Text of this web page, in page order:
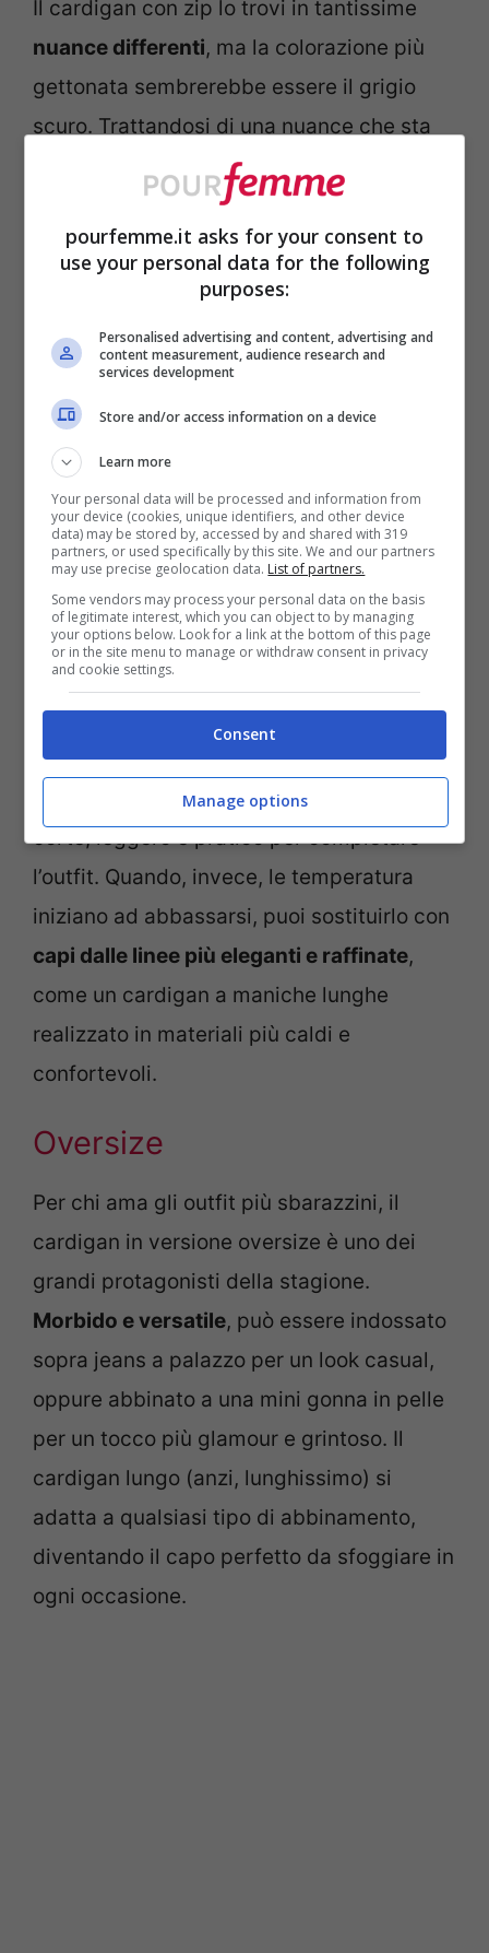
Il cardigan con zip lo trovi in tantissime
nuance differenti, ma la colorazione più
gettonata sembrerebbe essere il grigio
scuro. Trattandosi di una nuance che sta
bene con tutto, puoi indossare il tuo
cardigan anche con jeans scuri e gonne in
denim. Per uno stile più elegante abbina la
gonna longuette a un cardigan color panna
Camicia style
Il classico colletto da “camicia” prende il
sopravvento anche per questa stagione.
Metti da parte le classiche camicie e
lascia spazio ai cardigan da indossare
come capo unico. Scegli il colore che più ti
piace indossalo con unasemplice t-shirt
bianca: il risultato finale ti sorprenderà!
Per le giornate con la temperatura più alta
puoi optare per un cardigan a maniche
corte, leggero e pratico per completare
l’outfit. Quando, invece, le temperatura
iniziano ad abbassarsi, puoi sostituirlo con
capi dalle linee più eleganti e raffinate,
come un cardigan a maniche lunghe
realizzato in materiali più caldi e
confortevoli.
Oversize
Per chi ama gli outfit più sbarazzini, il
cardigan in versione oversize è uno dei
grandi protagonisti della stagione.
Morbido e versatile, può essere indossato
sopra jeans a palazzo per un look casual,
oppure abbinato a una mini gonna in pelle
per un tocco più glamour e grintoso. Il
cardigan lungo (anzi, lunghissimo) si
adatta a qualsiasi tipo di abbinamento,
diventando il capo perfetto da sfoggiare in
ogni occasione.
pourfemme.it asks for your consent to
use your personal data for the following
purposes:
Personalised advertising and content, advertising and
content measurement, audience research and
services development
Store and/or access information on a device
Learn more
Your personal data will be processed and information from
your device (cookies, unique identifiers, and other device
data) may be stored by, accessed by and shared with 319
partners, or used specifically by this site. We and our partners
may use precise geolocation data. List of partners.
Some vendors may process your personal data on the basis
of legitimate interest, which you can object to by managing
your options below. Look for a link at the bottom of this page
or in the site menu to manage or withdraw consent in privacy
and cookie settings.
Consent
Manage options